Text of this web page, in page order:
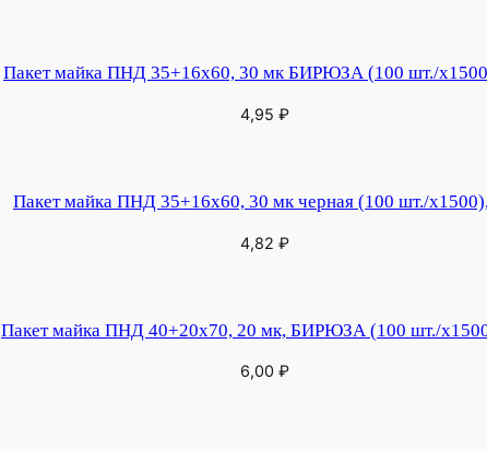
Пакет майка ПНД 35+16х60, 30 мк БИРЮЗА (100 шт./
4,95 ₽
Пакет майка ПНД 35+16х60, 30 мк черная (100 шт./
4,82 ₽
Пакет майка ПНД 40+20х70, 20 мк, БИРЮЗА (100 шт./
6,00 ₽